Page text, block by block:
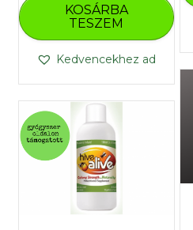
KOSÁRBA
TESZEM
Kedvencekhez ad